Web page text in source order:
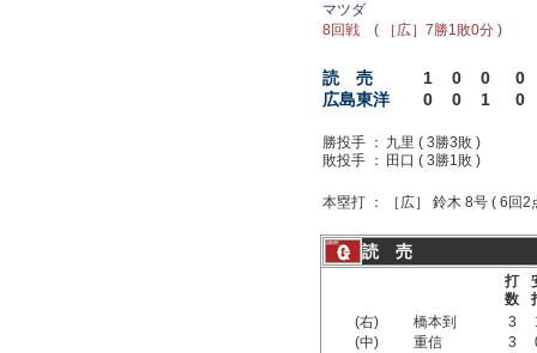
マツダ
8回戦 ( ［広］7勝1敗0分 )
読 売 1 0 0
0
広島東洋
0 0 1 0
勝投手 ： 九里 ( 3勝3敗 )
敗投手 ：
田口 ( 3勝1敗 )
本塁打 ： ［広］ 鈴木 8号 ( 6回2
読 売
打
数
(右)
橋本到 3
(中)
重信 3